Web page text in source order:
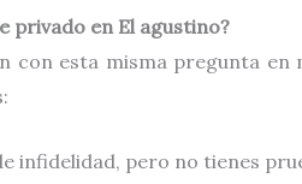
privado en El agustino?
con esta misma pregunta
infidelidad, pero no tienes